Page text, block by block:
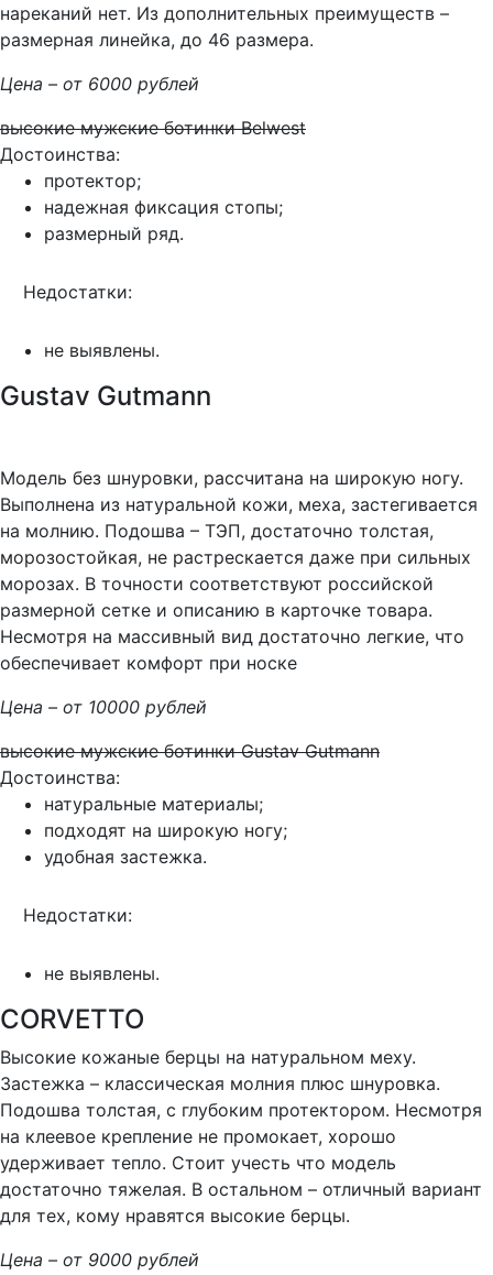
нареканий нет. Из дополнительных преимуществ –
размерная линейка, до 46 размера.
Цена – от 6000 рублей
высокие мужские ботинки Belwest
Достоинства:
протектор;
надежная фиксация стопы;
размерный ряд.
Недостатки:
не выявлены.
Gustav Gutmann
Модель без шнуровки, рассчитана на широкую ногу.
Выполнена из натуральной кожи, меха, застегивается
на молнию. Подошва – ТЭП, достаточно толстая,
морозостойкая, не растрескается даже при сильных
морозах. В точности соответствуют российской
размерной сетке и описанию в карточке товара.
Несмотря на массивный вид достаточно легкие, что
обеспечивает комфорт при носке
Цена – от 10000 рублей
высокие мужские ботинки Gustav Gutmann
Достоинства:
натуральные материалы;
подходят на широкую ногу;
удобная застежка.
Недостатки:
не выявлены.
CORVETTO
Высокие кожаные берцы на натуральном меху.
Застежка – классическая молния плюс шнуровка.
Подошва толстая, с глубоким протектором. Несмотря
на клеевое крепление не промокает, хорошо
удерживает тепло. Стоит учесть что модель
достаточно тяжелая. В остальном – отличный вариант
для тех, кому нравятся высокие берцы.
Цена – от 9000 рублей